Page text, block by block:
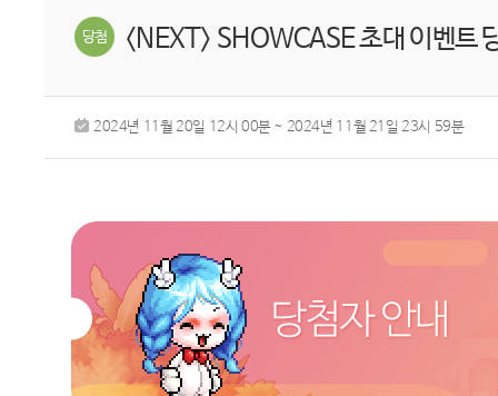
<NEXT> SHOWCASE 초대 이벤트
2024년 11월 20일 12시 00분 ~ 2024년 11월 21일 23시 59분